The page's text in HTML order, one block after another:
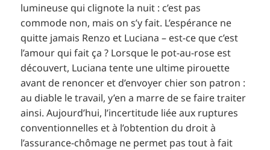
lumineuse qui clignote la nuit : c’est pas
commode non, mais on s’y fait. L’espérance ne
quitte jamais Renzo et Luciana – est-ce que c’est
l’amour qui fait ça ? Lorsque le pot-au-rose est
découvert, Luciana tente une ultime pirouette
avant de renoncer et d’envoyer chier son patron :
au diable le travail, y’en a marre de se faire traiter
ainsi. Aujourd’hui, l’incertitude liée aux ruptures
conventionnelles et à l’obtention du droit à
l’assurance-chômage ne permet pas tout à fait